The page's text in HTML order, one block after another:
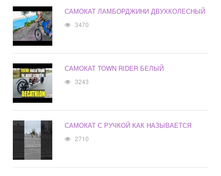
САМОКАТ ЛАМБОРДЖИНИ ДВУХКОЛЕСНЫЙ
3470
САМОКАТ TOWN RIDER БЕЛЫЙ
3243
САМОКАТ С РУЧКОЙ КАК НАЗЫВАЕТСЯ
2710